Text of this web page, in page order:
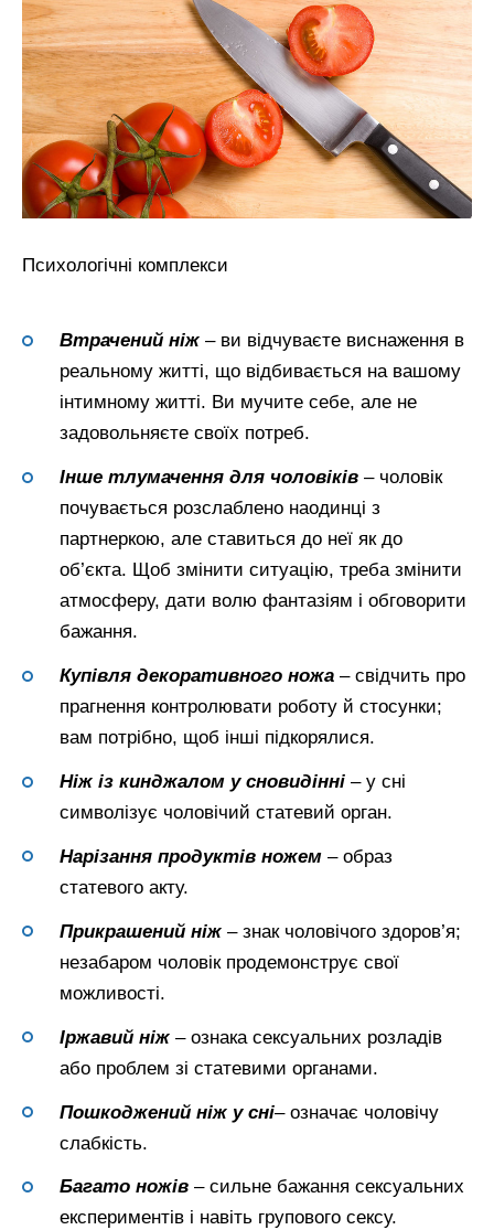
Психологічні комплекси
Втрачений ніж – ви відчуваєте виснаження в
реальному житті, що відбивається на вашому
інтимному житті. Ви мучите себе, але не
задовольняєте своїх потреб.
Інше тлумачення для чоловіків – чоловік
почувається розслаблено наодинці з
партнеркою, але ставиться до неї як до
об’єкта. Щоб змінити ситуацію, треба змінити
атмосферу, дати волю фантазіям і обговорити
бажання.
Купівля декоративного ножа – свідчить про
прагнення контролювати роботу й стосунки;
вам потрібно, щоб інші підкорялися.
Ніж із кинджалом у сновидінні – у сні
символізує чоловічий статевий орган.
Нарізання продуктів ножем – образ
статевого акту.
Прикрашений ніж – знак чоловічого здоров’я;
незабаром чоловік продемонструє свої
можливості.
Іржавий ніж – ознака сексуальних розладів
або проблем зі статевими органами.
Пошкоджений ніж у сні– означає чоловічу
слабкість.
Багато ножів – сильне бажання сексуальних
експериментів і навіть групового сексу.